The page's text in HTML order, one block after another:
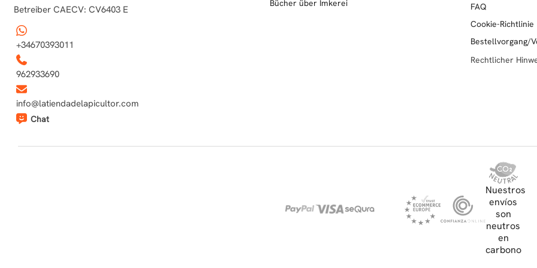
Betreiber CAECV: CV6403 E
+34670393011
962933690
info@latiendadelapicultor.com
Chat
Bücher über Imkerei
FAQ
Cookie-Richtlinie
Bestell­vor­gang/
Rechtlicher
Nuestros
envíos
son
neutros
en
carbono